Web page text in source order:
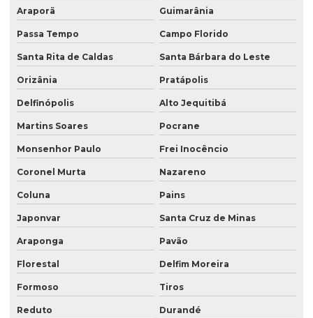
Araporã Guimarânia
Passa Tempo Campo Florido
Santa Rita de Caldas Santa Bárbara do Leste
Orizânia Pratápolis
Delfinópolis Alto Jequitibá
Martins Soares Pocrane
Monsenhor Paulo Frei Inocêncio
Coronel Murta Nazareno
Coluna Pains
Japonvar Santa Cruz de Minas
Araponga Pavão
Florestal Delfim Moreira
Formoso Tiros
Reduto Durandé